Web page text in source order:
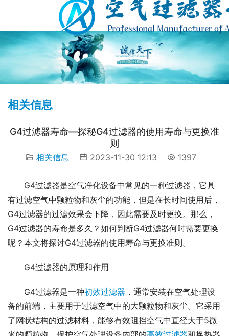
相关信息
G4过滤器寿命—探秘G4过滤器的使用寿命与更换准
则
相关信息 2023-11-30 12:13 1397
G4过滤器是空气净化设备中常见的一种过滤器，它具
有过滤空气中颗粒物和灰尘的功能，但是在长时间使用后，
G4过滤器的过滤效果会下降，因此需要及时更换。那么，
G4过滤器的寿命是多久？如何判断G4过滤器何时需要更换
呢？本文将探讨G4过滤器的使用寿命与更换准则。
G4过滤器的原理和作用
G4过滤器是一种初效过滤器 ，通常安装在空气处理设
备的前端，主要用于过滤空气中的大颗粒物和灰尘。它采用
了网状结构的过滤材料，能够有效阻挡空气中直径大于5微